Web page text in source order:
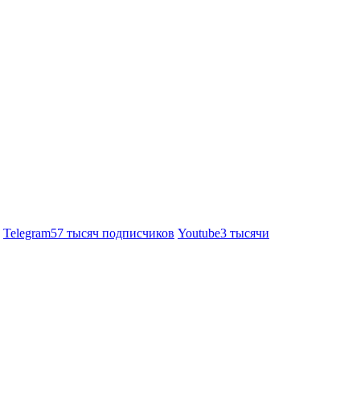
Telegram57 тысяч подписчиков Youtube3 тысячи